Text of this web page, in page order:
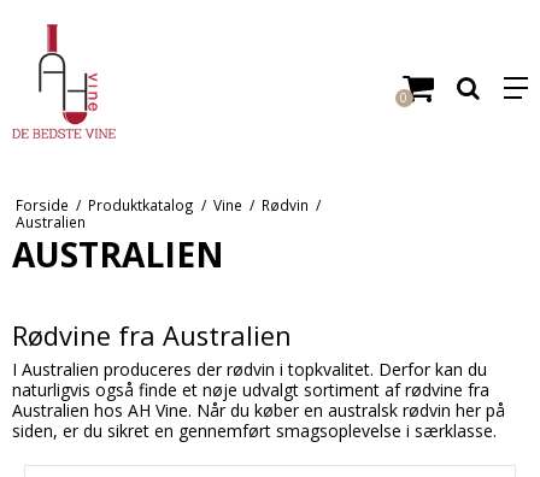
0
Forside / Produktkatalog / Vine / Rødvin /
Australien
AUSTRALIEN
Rødvine fra Australien
I Australien produceres der rødvin i topkvalitet. Derfor kan du
naturligvis også finde et nøje udvalgt sortiment af rødvine fra
Australien hos AH Vine. Når du køber en australsk rødvin her på
siden, er du sikret en gennemført smagsoplevelse i særklasse.